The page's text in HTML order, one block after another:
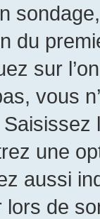
du
sur
vous
une
aussi
de